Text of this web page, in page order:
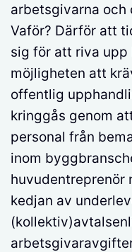
arbetsgivarna och
Vaför? Därför att
sig för att riva
möjligheten att
offentlig
kringgås genom
personal från
inom
huvudentreprenör
kedjan av